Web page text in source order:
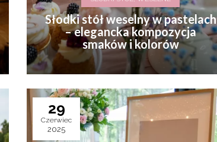
Słodki stół weselny w pastelach
– elegancka kompozycja
smaków i kolorów
29
Czerwiec
2025